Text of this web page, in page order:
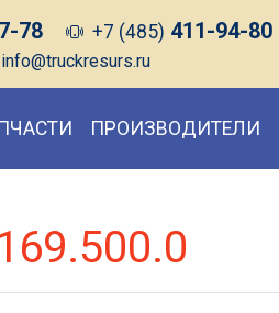
78 +7 (485) 411-94-80
info@truckresurs.ru
ПРОИЗВОДИТЕЛИ